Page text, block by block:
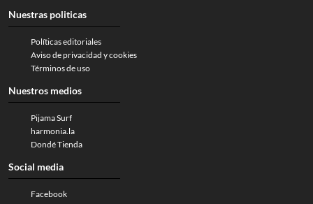
Nuestras politicas
Políticas editoriales
Aviso de privacidad y cookies
Términos de uso
Nuestros medios
Pijama Surf
harmonia.la
Dondé Tienda
Social media
Facebook